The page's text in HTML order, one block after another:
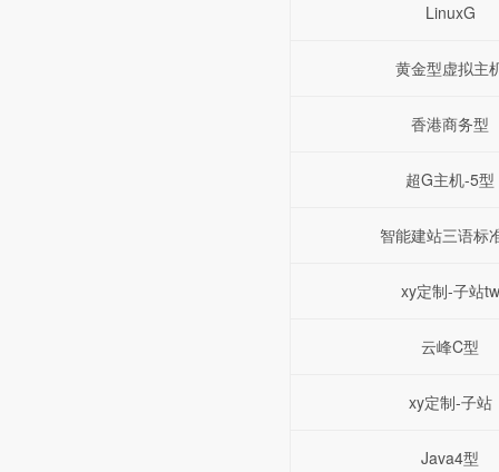
LinuxG
黄金型虚拟主
香港商务型
超G主机-5型
智能建站三语标
xy定制-子站tw
云峰C型
xy定制-子站
Java4型